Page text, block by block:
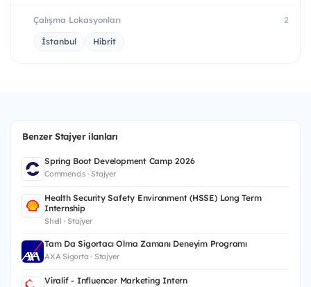
Çalışma Lokasyonları 2
İstanbul Hibrit
Benzer Stajyer ilanları
Spring Boot Development Camp 2026
Commencis · Stajyer
Health Security Safety Environment (HSSE) Long Term
Internship
Shell · Stajyer
Tam Da Sigortacı Olma Zamanı Deneyim Programı
AXA Sigorta · Stajyer
Viralif - Influencer Marketing Intern